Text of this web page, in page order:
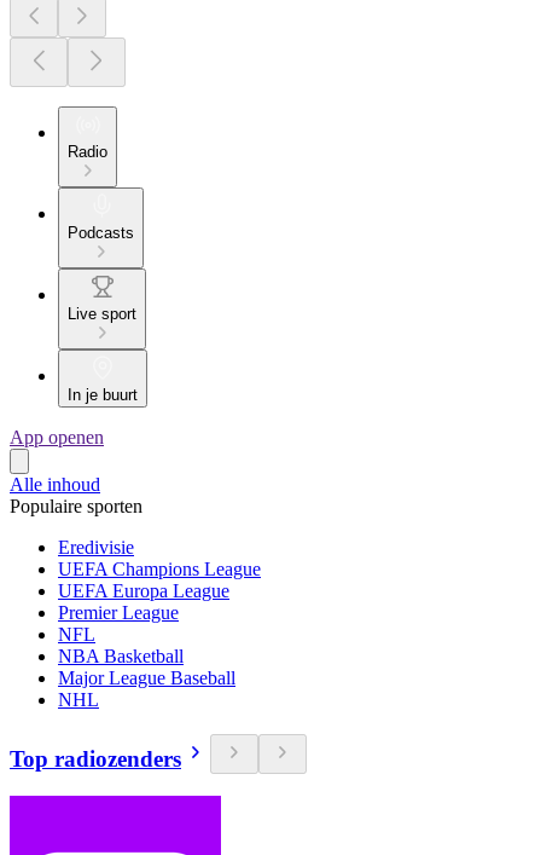
Radio
Podcasts
Live sport
In je buurt
App openen
Alle inhoud
Populaire sporten
Eredivisie
UEFA Champions League
UEFA Europa League
Premier League
NFL
NBA Basketball
Major League Baseball
NHL
Top radiozenders